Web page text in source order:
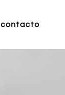
contacto